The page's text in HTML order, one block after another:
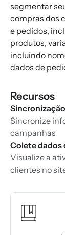
segmentar
compras dos
e pedidos,
produtos,
incluindo
dados de
Recursos
Sincronize
campanhas
Colete dados
Visualize a
clientes no